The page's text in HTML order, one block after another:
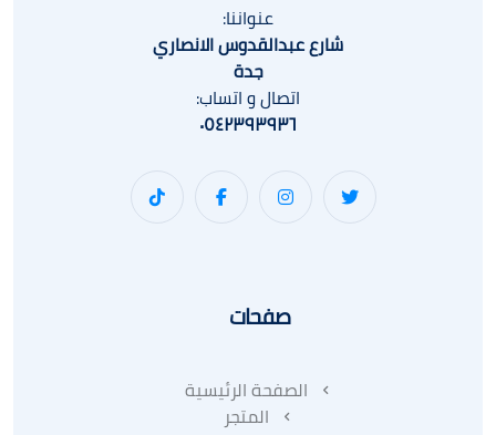
عنواننا:
شارع عبدالقدوس الانصاري
جدة
اتصال و اتساب:
٠٥٤٢٣٩٣٩٣٦
صفحات
الصفحة الرئيسية
المتجر